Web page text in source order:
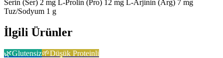
Serin (Ser) 2 mg L-Prolin (Pro) 12 mg L-Arjinin (Arg) 7 mg
Tuz/Sodyum 1 g
İlgili Ürünler
🌿Glutensiz🌱Düşük Proteinli